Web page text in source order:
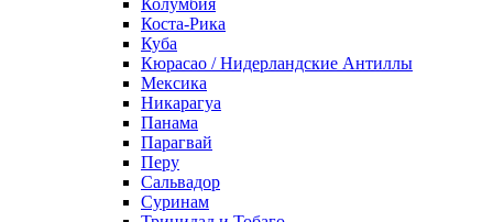
Колумбия
Коста-Рика
Куба
Кюрасао / Нидерландские Антиллы
Мексика
Никарагуа
Панама
Парагвай
Перу
Сальвадор
Суринам